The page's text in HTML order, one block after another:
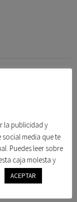
la publicidad y
media que te
Puedes leer sobre
caja molesta y
ACEPTAR